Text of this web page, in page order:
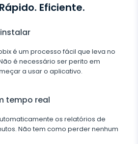
Eficiente.
é um processo fácil que leva no
é necessário ser perito em
a usar o aplicativo.
tempo real
os relatórios de
Não tem como perder nenhum